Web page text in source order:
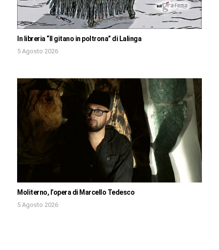
In libreria “Il gitano in poltrona” di Lalinga
5 Agosto 2026
Moliterno, l’opera di Marcello Tedesco
5 Agosto 2026